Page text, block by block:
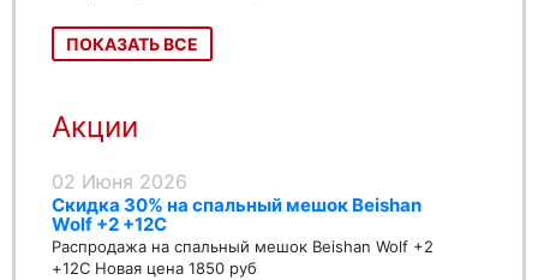
ПОКАЗАТЬ ВСЕ
Акции
02 Июня 2026
Скидка 30% на спальный мешок Beishan
Wolf +2 +12C
Распродажа на спальный мешок Beishan Wolf +2
+12C Новая цена 1850 руб